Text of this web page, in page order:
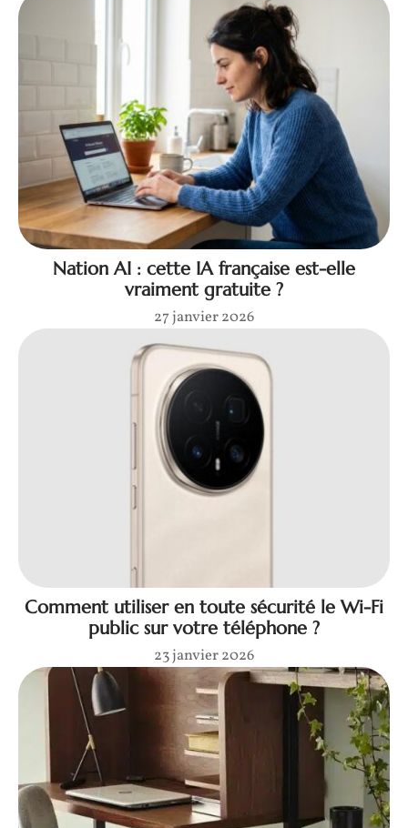
Nation AI : cette IA française est-elle
vraiment gratuite ?
27 janvier 2026
Comment utiliser en toute sécurité le Wi-Fi
public sur votre téléphone ?
23 janvier 2026